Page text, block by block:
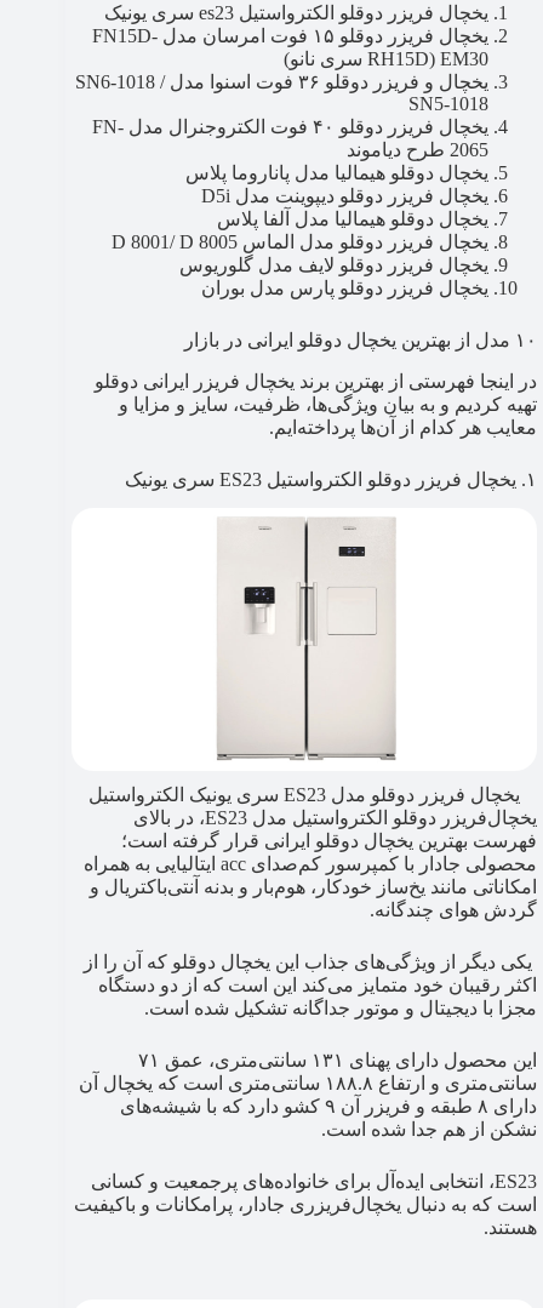
یخچال فریزر دوقلو الکترواستیل es23 سری یونیک
یخچال فریزر دوقلو ۱۵ فوت امرسان مدل FN15D-
RH15D) EM30 سری نانو)
یخچال و فریزر دوقلو ۳۶ فوت اسنوا مدل SN6-1018 /
SN5-1018
یخچال فریزر دوقلو ۴۰ فوت الکتروجنرال مدل FN-
2065 طرح دیاموند
یخچال دوقلو هیمالیا مدل پاناروما پلاس
یخچال فریزر دوقلو دیپوینت مدل D5i
یخچال دوقلو هیمالیا مدل آلفا پلاس
یخچال فریزر دوقلو مدل الماس D 8001/ D 8005
یخچال فریزر دوقلو لایف مدل گلوریوس
یخچال فریزر دوقلو پارس مدل بوران
۱۰ مدل از بهترین یخچال دوقلو ایرانی در بازار
در اینجا فهرستی از بهترین برند یخچال فریزر ایرانی دوقلو
تهیه کردیم و به بیان ویژگی‌ها، ظرفیت، سایز و مزایا و
معایب هر کدام از آن‌ها پرداخته‌ایم.
۱. یخچال فریزر دوقلو الکترواستیل ES23 سری یونیک
یخچال فریزر دوقلو مدل ES23 سری یونیک الکترواستیل
یخچال‌فریزر دوقلو الکترواستیل مدل ES23، در بالای
فهرست بهترین یخچال دوقلو ایرانی قرار گرفته است؛
محصولی جادار با کمپرسور کم‌صدای acc ایتالیایی به همراه
امکاناتی مانند یخ‌ساز خودکار، هوم‌بار و بدنه آنتی‌باکتریال و
گردش هوای چندگانه.
یکی دیگر از ویژگی‌های جذاب این یخچال دوقلو که آن را از
اکثر رقیبان خود متمایز می‌کند این است که از دو دستگاه
مجزا با دیجیتال و موتور جداگانه تشکیل شده است.
این محصول دارای پهنای ۱۳۱ سانتی‌متری، عمق ۷۱
سانتی‌متری و ارتفاع ۱۸۸.۸ سانتی‌متری است که یخچال آن
دارای ۸ طبقه و فریزر آن ۹ کشو دارد که با شیشه‌های
نشکن از هم جدا شده است.
ES23، انتخابی ایده‌آل برای خانواده‌های پرجمعیت و کسانی
است که به دنبال یخچال‌فریزری جادار، پرامکانات و باکیفیت
هستند.